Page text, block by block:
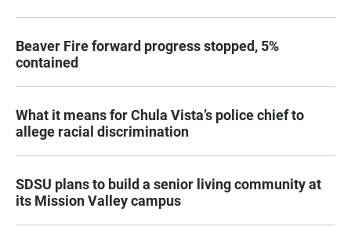
Beaver Fire forward progress stopped, 5%
contained
What it means for Chula Vista’s police chief to
allege racial discrimination
SDSU plans to build a senior living community at
its Mission Valley campus